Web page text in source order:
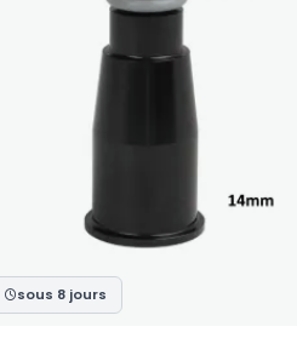
sous 8 jours